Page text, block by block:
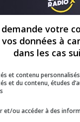
demande votre
données à
dans les cas
et contenu
et du contenu, études
et/ou accéder à des